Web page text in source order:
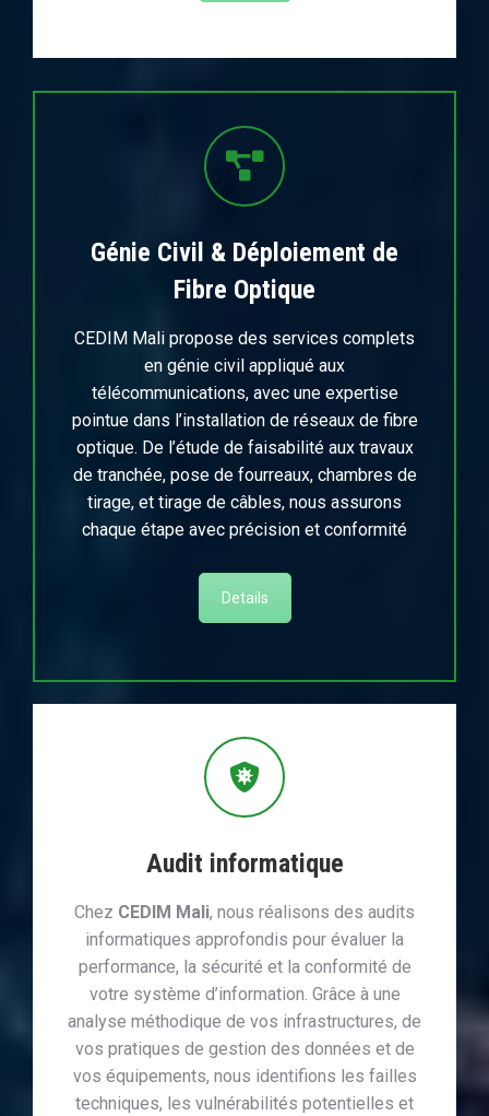
Génie Civil & Déploiement de
Fibre Optique
CEDIM Mali propose des services complets
en génie civil appliqué aux
télécommunications, avec une expertise
pointue dans l’installation de réseaux de fibre
optique. De l’étude de faisabilité aux travaux
de tranchée, pose de fourreaux, chambres de
tirage, et tirage de câbles, nous assurons
chaque étape avec précision et conformité
Details
Audit informatique
Chez CEDIM Mali, nous réalisons des audits
informatiques approfondis pour évaluer la
performance, la sécurité et la conformité de
votre système d’information. Grâce à une
analyse méthodique de vos infrastructures, de
vos pratiques de gestion des données et de
vos équipements, nous identifions les failles
techniques, les vulnérabilités potentielles et